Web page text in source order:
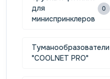
для
миниспринклеров
0
Туманообразователи
"COOLNET PRO"